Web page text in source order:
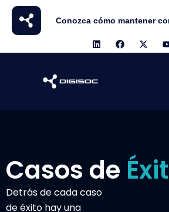
Conozca cómo mantener
Casos de
Detrás de cada caso
de éxito hay una